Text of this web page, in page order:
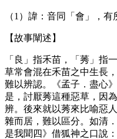
（1）諱：音同「會」，有
【故事闡述】
「良」指禾苗，「莠」指
草常會混在禾苗之中生長
難以辨認。《孟子．盡心
是，討厭莠這種惡草，因
辨。後來就以莠來比喻惡
雜而居，難以區分。如清
是我聞四》借狐神之口說